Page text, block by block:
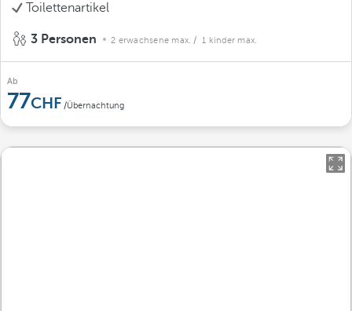
Toilettenartikel
3 Personen 2 erwachsene max. / 1 kinder max.
Ab
77 /Übernachtung